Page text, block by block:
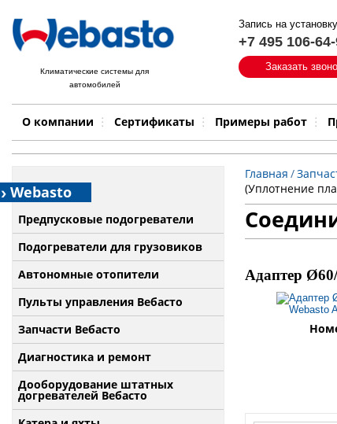
Климатические системы для
автомобилей
Запись на установку
+7 495 106-
Заказать
О компании Сертификаты Примеры работ
Быстрый поиск:
Примеры работ Бренд
Webasto
Предпусковые подогреватели
Подогреватели для грузовиков
Автономные отопители
Пульты управления Вебасто
Запчасти Вебасто
Диагностика и ремонт
Дооборудование штатных
догревателей Вебасто
Главная /
(Уплотнение
Адаптер